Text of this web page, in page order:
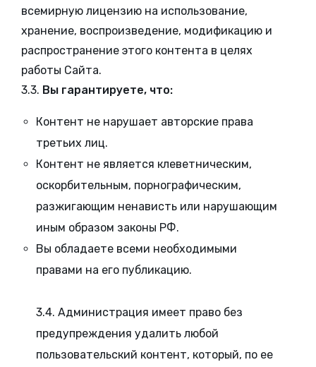
всемирную лицензию на использование,
хранение, воспроизведение, модификацию и
распространение этого контента в целях
работы Сайта.
3.3. Вы гарантируете, что:
Контент не нарушает авторские права
третьих лиц.
Контент не является клеветническим,
оскорбительным, порнографическим,
разжигающим ненависть или нарушающим
иным образом законы РФ.
Вы обладаете всеми необходимыми
правами на его публикацию.
3.4. Администрация имеет право без
предупреждения удалить любой
пользовательский контент, который, по ее